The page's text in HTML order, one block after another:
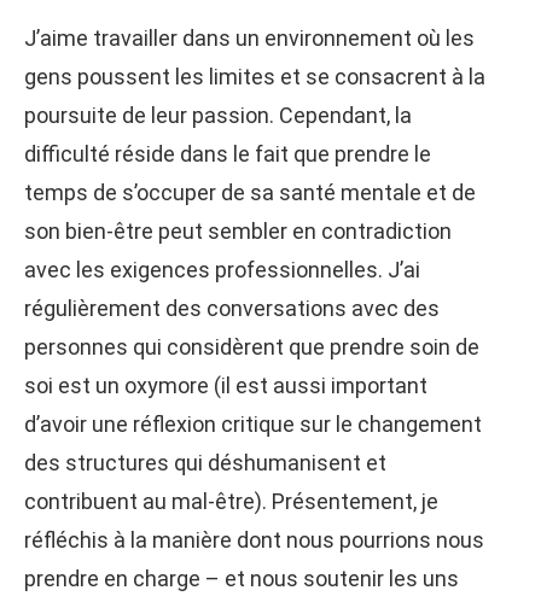
J’aime travailler dans un environnement où les
gens poussent les limites et se consacrent à la
poursuite de leur passion. Cependant, la
difficulté réside dans le fait que prendre le
temps de s’occuper de sa santé mentale et de
son bien-être peut sembler en contradiction
avec les exigences professionnelles. J’ai
régulièrement des conversations avec des
personnes qui considèrent que prendre soin de
soi est un oxymore (il est aussi important
d’avoir une réflexion critique sur le changement
des structures qui déshumanisent et
contribuent au mal-être). Présentement, je
réfléchis à la manière dont nous pourrions nous
prendre en charge – et nous soutenir les uns